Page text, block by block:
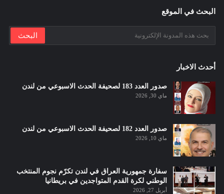
البحث في الموقع
أحدث الاخبار
صدور العدد 183 لصحيفة الحدث الاسبوعي من لندن
ماي 30, 2026
صدور العدد 182 لصحيفة الحدث الاسبوعي من لندن
ماي 10, 2026
سفارة جمهورية العراق في لندن تكرّم نجوم المنتخب
الوطني لكرة القدم المتواجدين في بريطانيا
أبريل 27, 2026